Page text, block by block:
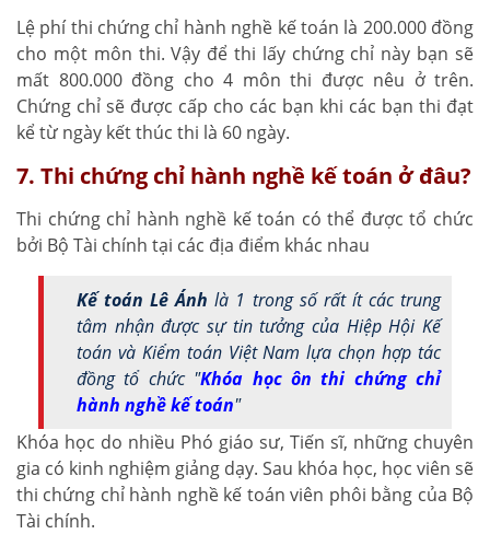
Lệ phí thi chứng chỉ hành nghề kế toán là 200.000 đồng
cho một môn thi. Vậy để thi lấy chứng chỉ này bạn sẽ
mất 800.000 đồng cho 4 môn thi được nêu ở trên.
Chứng chỉ sẽ được cấp cho các bạn khi các bạn thi đạt
kể từ ngày kết thúc thi là 60 ngày.
7. Thi chứng chỉ hành nghề kế toán ở đâu?
Thi chứng chỉ hành nghề kế toán có thể được tổ chức
bởi Bộ Tài chính tại các địa điểm khác nhau
Kế toán Lê Ánh là 1 trong số rất ít các trung
tâm nhận được sự tin tưởng của Hiệp Hội Kế
toán và Kiểm toán Việt Nam lựa chọn hợp tác
đồng tổ chức "Khóa học ôn thi chứng chỉ
hành nghề kế toán"
Khóa học do nhiều Phó giáo sư, Tiến sĩ, những chuyên
gia có kinh nghiệm giảng dạy. Sau khóa học, học viên sẽ
thi chứng chỉ hành nghề kế toán viên phôi bằng của Bộ
Tài chính.